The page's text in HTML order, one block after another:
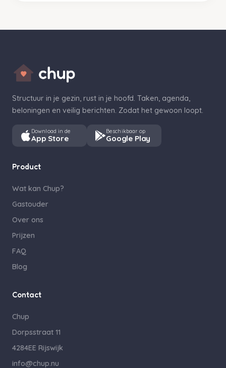
Structuur in je gezin, rust in je hoofd. Taken, agenda,
beloningen en veilig berichten. Zodat het gewoon loopt.
Download in de
App Store
Beschikbaar op
Google Play
Product
Wat kan Chup?
Gastouder
Over ons
Prijzen
FAQ
Blog
Contact
Chup
Dorpsstraat 11
4284EE Rijswijk
info@chup.nu